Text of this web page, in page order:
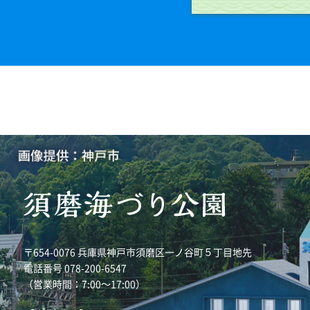
〒654-0076 兵庫県神戸市須磨区一ノ谷町５丁目地先
電話番号 078-200-6547
（営業時間：7:00～17:00）